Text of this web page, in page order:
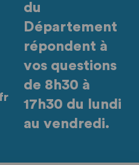
du
Département
répondent à
vos questions
de 8h30 à
17h30 du lundi
au vendredi.